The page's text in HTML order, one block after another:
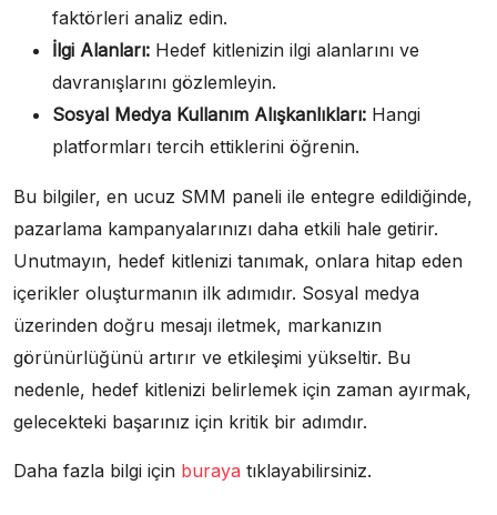
faktörleri analiz edin.
İlgi Alanları: Hedef kitlenizin ilgi alanlarını ve
davranışlarını gözlemleyin.
Sosyal Medya Kullanım Alışkanlıkları: Hangi
platformları tercih ettiklerini öğrenin.
Bu bilgiler, en ucuz SMM paneli ile entegre edildiğinde,
pazarlama kampanyalarınızı daha etkili hale getirir.
Unutmayın, hedef kitlenizi tanımak, onlara hitap eden
içerikler oluşturmanın ilk adımıdır. Sosyal medya
üzerinden doğru mesajı iletmek, markanızın
görünürlüğünü artırır ve etkileşimi yükseltir. Bu
nedenle, hedef kitlenizi belirlemek için zaman ayırmak,
gelecekteki başarınız için kritik bir adımdır.
Daha fazla bilgi için buraya tıklayabilirsiniz.